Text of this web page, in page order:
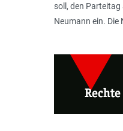
soll, den
Neumann ein. Die